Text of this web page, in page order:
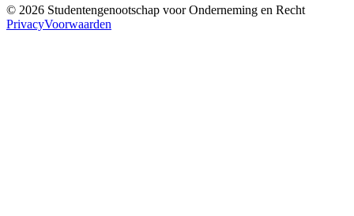
© 2026 Studentengenootschap voor Onderneming en Recht
PrivacyVoorwaarden